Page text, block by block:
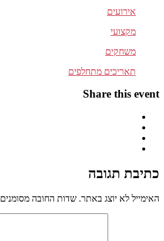
אירועים
מקצועי
משחקים
תאריכים מתחלפים
Share this event
כתיבת תגובה
האימייל לא יוצג באתר. שדות החובה מסומנים